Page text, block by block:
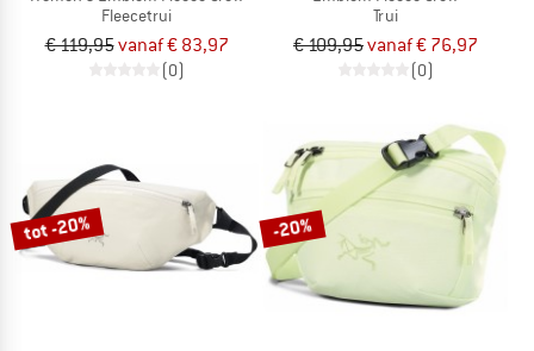
Fleecetrui
€ 119,95vanaf € 83,97
(0)
Trui
€ 109,95vanaf € 76,97
(0)
tot -20% -20%